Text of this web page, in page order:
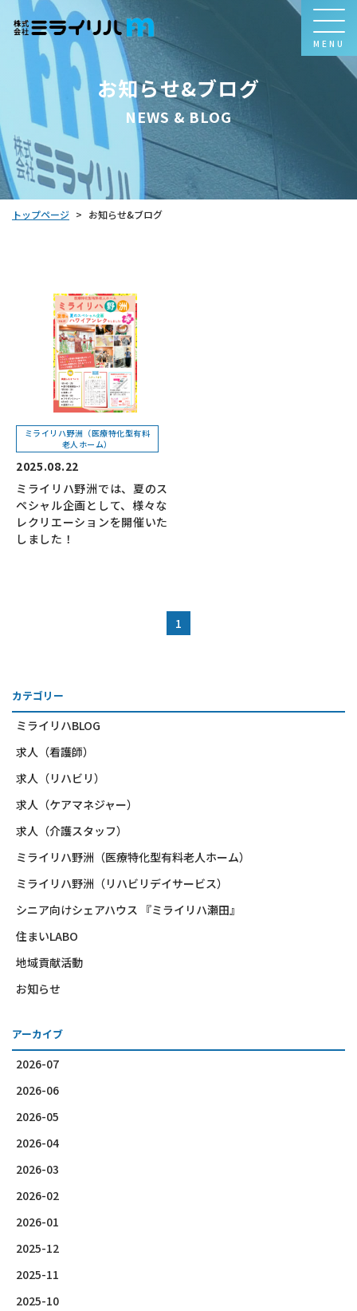
MENU
お知らせ&ブログ
NEWS & BLOG
トップページ > お知らせ&ブログ
ミライリハ野洲（医療特化型有料
老人ホーム）
2025.08.22
ミライリハ野洲では、夏のス
ペシャル企画として、様々な
レクリエーションを開催いた
しました！
1
カテゴリー
ミライリハBLOG
求人（看護師）
求人（リハビリ）
求人（ケアマネジャー）
求人（介護スタッフ）
ミライリハ野洲（医療特化型有料老人ホーム）
ミライリハ野洲（リハビリデイサービス）
シニア向けシェアハウス 『ミライリハ瀬田』
住まいLABO
地域貢献活動
お知らせ
アーカイブ
2026-07
2026-06
2026-05
2026-04
2026-03
2026-02
2026-01
2025-12
2025-11
2025-10